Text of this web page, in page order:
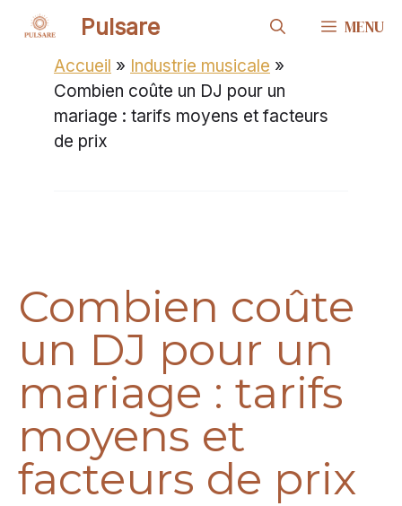
contenu
Pulsare MENU
Accueil » Industrie musicale »
Combien coûte un DJ pour un
mariage : tarifs moyens et facteurs
de prix
Combien coûte
un DJ pour un
mariage : tarifs
moyens et
facteurs de prix